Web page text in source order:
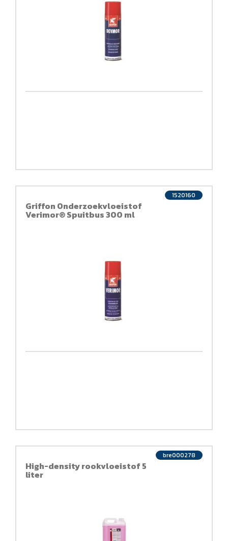
Griffon Onderzoekvloeistof
Verimor® Spuitbus 300 ml
1520160
High-density rookvloeistof 5
liter
bre000278